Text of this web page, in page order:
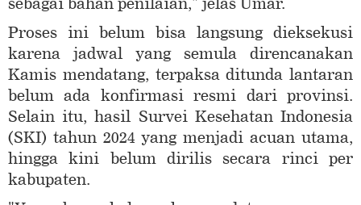
Proses ini belum bisa langsung dieksekusi
karena jadwal yang semula direncanakan
Kamis mendatang, terpaksa ditunda lantaran
belum ada konfirmasi resmi dari provinsi.
Selain itu, hasil Survei Kesehatan Indonesia
(SKI) tahun 2024 yang menjadi acuan utama,
hingga kini belum dirilis secara rinci per
kabupaten.